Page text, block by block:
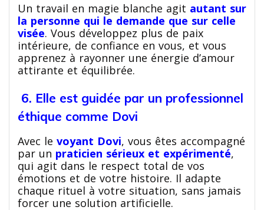
Un travail en magie blanche agit autant sur
la personne qui le demande que sur celle
visée. Vous développez plus de paix
intérieure, de confiance en vous, et vous
apprenez à rayonner une énergie d’amour
attirante et équilibrée.
6. Elle est guidée par un professionnel
éthique comme Dovi
Avec le voyant Dovi, vous êtes accompagné
par un praticien sérieux et expérimenté,
qui agit dans le respect total de vos
émotions et de votre histoire. Il adapte
chaque rituel à votre situation, sans jamais
forcer une solution artificielle.